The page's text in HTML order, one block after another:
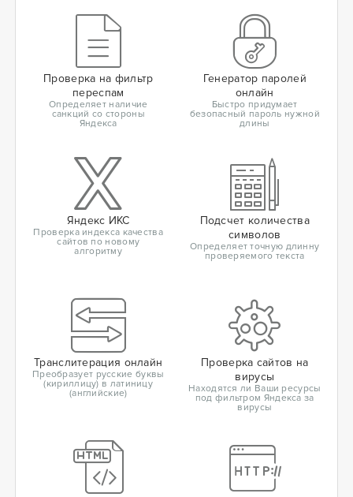
Проверка на фильтр
переспам
Определяет наличие
санкций со стороны
Яндекса
Генератор паролей
онлайн
Быстро придумает
безопасный пароль нужной
длины
Яндекс ИКС
Проверка индекса качества
сайтов по новому
алгоритму
Подсчет количества
символов
Определяет точную длинну
проверяемого текста
Транслитерация онлайн
Преобразует русские буквы
(кириллицу) в латиницу
(английские)
Проверка сайтов на
вирусы
Находятся ли Ваши ресурсы
под фильтром Яндекса за
вирусы